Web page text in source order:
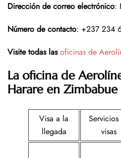
Dirección de correo electrónico:
Número de contacto: +237 234
Visite todas las oficinas de
La oficina de
Harare en Zimbabue
Visa a la
llegada
Servicios
visas